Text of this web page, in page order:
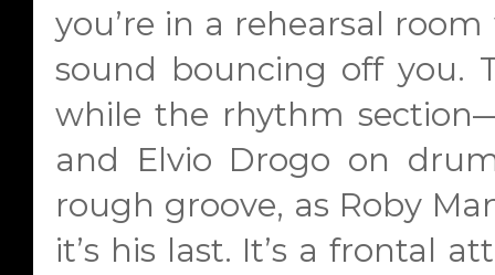
you’re in a rehearsal
sound bouncing off you.
while the rhythm
and Elvio Drogo on
rough groove, as Roby
it’s his last. It’s a frontal